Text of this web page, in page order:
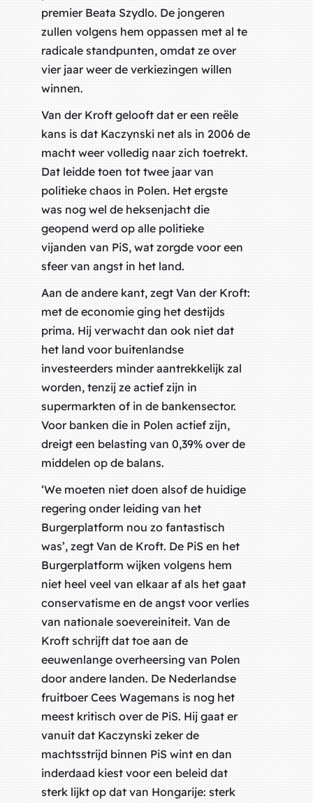
premier Beata Szydlo. De jongeren
zullen volgens hem oppassen met al te
radicale standpunten, omdat ze over
vier jaar weer de verkiezingen willen
winnen.
Van der Kroft gelooft dat er een reële
kans is dat Kaczynski net als in 2006 de
macht weer volledig naar zich toetrekt.
Dat leidde toen tot twee jaar van
politieke chaos in Polen. Het ergste
was nog wel de heksenjacht die
geopend werd op alle politieke
vijanden van PiS, wat zorgde voor een
sfeer van angst in het land.
Aan de andere kant, zegt Van der Kroft:
met de economie ging het destijds
prima. Hij verwacht dan ook niet dat
het land voor buitenlandse
investeerders minder aantrekkelijk zal
worden, tenzij ze actief zijn in
supermarkten of in de bankensector.
Voor banken die in Polen actief zijn,
dreigt een belasting van 0,39% over de
middelen op de balans.
‘We moeten niet doen alsof de huidige
regering onder leiding van het
Burgerplatform nou zo fantastisch
was’, zegt Van de Kroft. De PiS en het
Burgerplatform wijken volgens hem
niet heel veel van elkaar af als het gaat
conservatisme en de angst voor verlies
van nationale soevereiniteit. Van de
Kroft schrijft dat toe aan de
eeuwenlange overheersing van Polen
door andere landen. De Nederlandse
fruitboer Cees Wagemans is nog het
meest kritisch over de PiS. Hij gaat er
vanuit dat Kaczynski zeker de
machtsstrijd binnen PiS wint en dan
inderdaad kiest voor een beleid dat
sterk lijkt op dat van Hongarije: sterk